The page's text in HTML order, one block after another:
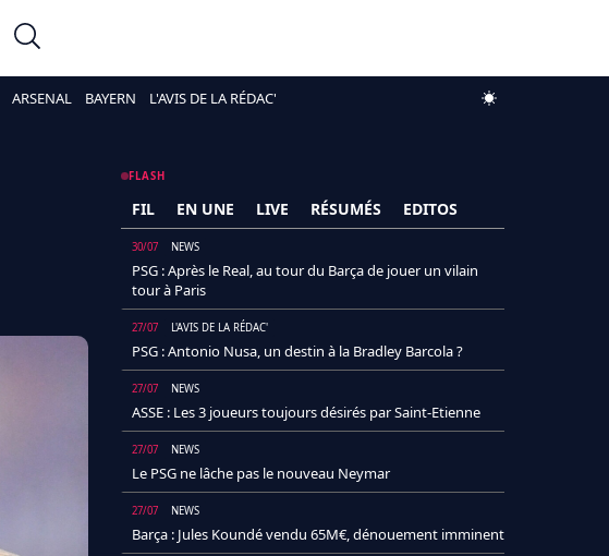
ARSENAL BAYERN L'AVIS DE LA RÉDAC'
FLASH
FIL EN UNE LIVE RÉSUMÉS EDITOS
30/07 NEWS
PSG : Après le Real, au tour du Barça de jouer un vilain
tour à Paris
27/07 L'AVIS DE LA RÉDAC'
PSG : Antonio Nusa, un destin à la Bradley Barcola ?
27/07 NEWS
ASSE : Les 3 joueurs toujours désirés par Saint-Etienne
27/07 NEWS
Le PSG ne lâche pas le nouveau Neymar
27/07 NEWS
Barça : Jules Koundé vendu 65M€, dénouement imminent